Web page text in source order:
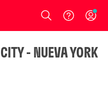
Login
- NUEVA YORK